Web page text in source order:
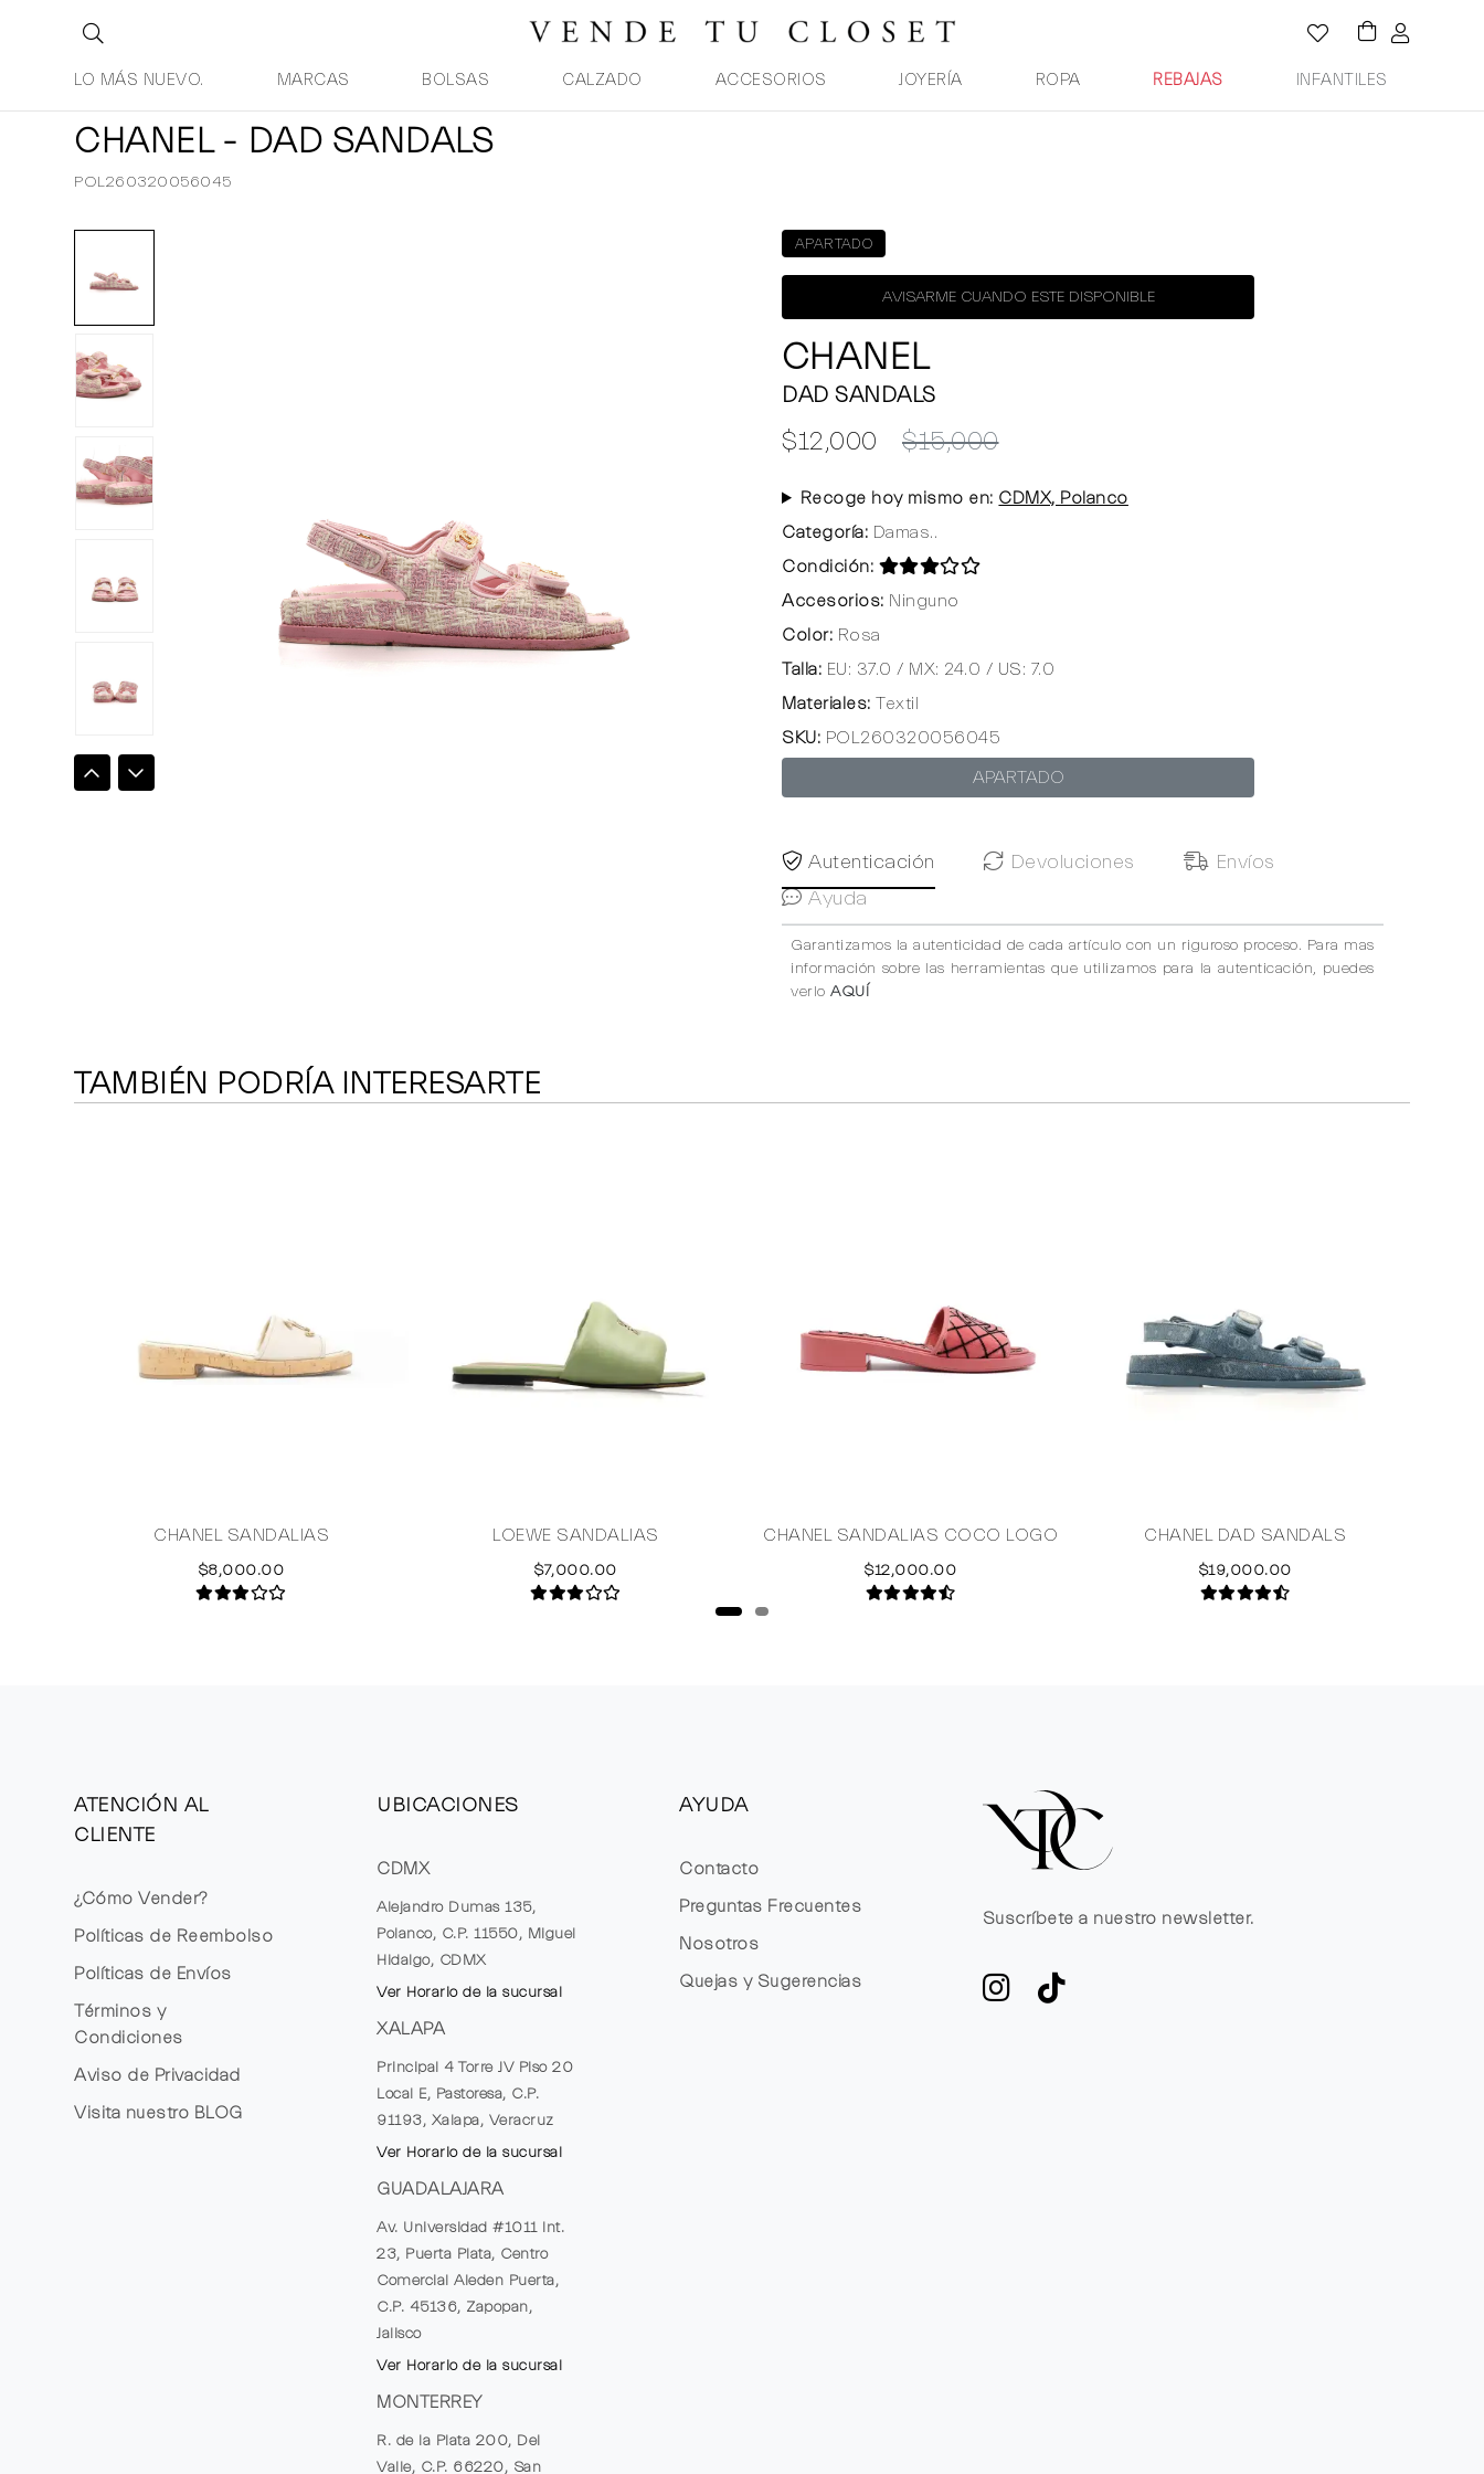
LO MÁS NUEVO. MARCAS BOLSAS CALZADO ACCESORIOS JOYERÍA ROPA REBAJAS INFANTILES
CHANEL - DAD SANDALS
POL260320056045
APARTADO
AVISARME CUANDO ESTE DISPONIBLE
CHANEL
DAD SANDALS
$12,000 $15,000
Recoge hoy mismo en: CDMX, Polanco
Categoría: Damas..
Condición:
Accesorios: Ninguno
Color: Rosa
Talla: EU: 37.0 / MX: 24.0 / US: 7.0
Materiales: Textil
SKU: POL260320056045
APARTADO
Autenticación Devoluciones
Envíos
Ayuda
Garantizamos la autenticidad de cada artículo con un riguroso proceso. Para mas
información sobre las herramientas que utilizamos para la autenticación, puedes
verlo AQUÍ
TAMBIÉN PODRÍA INTERESARTE
CHANEL SANDALIAS
$8,000.00
LOEWE SANDALIAS
$7,000.00
CHANEL SANDALIAS COCO LOGO
$12,000.00
CHANEL DAD SANDALS
$19,000.00
ATENCIÓN AL
CLIENTE
¿Cómo Vender?
Políticas de Reembolso
Políticas de Envíos
Términos y
Condiciones
Aviso de Privacidad
Visita nuestro BLOG
UBICACIONES
CDMX
Alejandro Dumas 135,
Polanco, C.P. 11550, Miguel
Hidalgo, CDMX
Ver Horario de la sucursal
XALAPA
Principal 4 Torre JV Piso 20
Local E, Pastoresa, C.P.
91193, Xalapa, Veracruz
Ver Horario de la sucursal
GUADALAJARA
Av. Universidad #1011 Int.
23, Puerta Plata, Centro
Comercial Aleden Puerta,
C.P. 45136, Zapopan,
Jalisco
Ver Horario de la sucursal
MONTERREY
R. de la Plata 200, Del
Valle, C.P. 66220, San
AYUDA
Contacto
Preguntas Frecuentes
Nosotros
Quejas y Sugerencias
Suscríbete a nuestro newsletter.